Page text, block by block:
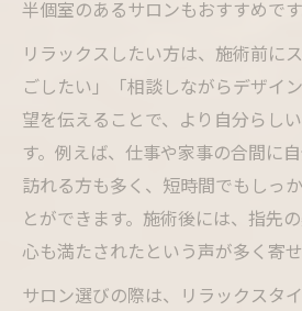
る理由
半個室のあるサロンもおすすめです
リラックスしたい方は、施術前に
ごしたい」「相談しながらデザイ
望を伝えることで、より自分らし
す。例えば、仕事や家事の合間に
訪れる方も多く、短時間でもしっ
とができます。施術後には、指先
心も満たされたという声が多く寄せ
サロン選びの際は、リラックスタ